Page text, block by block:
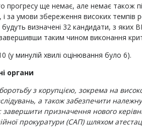
прогресу ще немає, але немає також
за умови збереження високих темпів
визначені 32 кандидати, з яких
таким чином виконання
(у минулій хвилі оцінювання було 6).
органи
з корупцією, зокрема на
а також забезпечити
завершити призначення нового
прокуратури (САП) шляхом